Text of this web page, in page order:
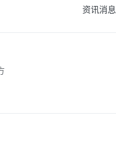
风声鹤唳